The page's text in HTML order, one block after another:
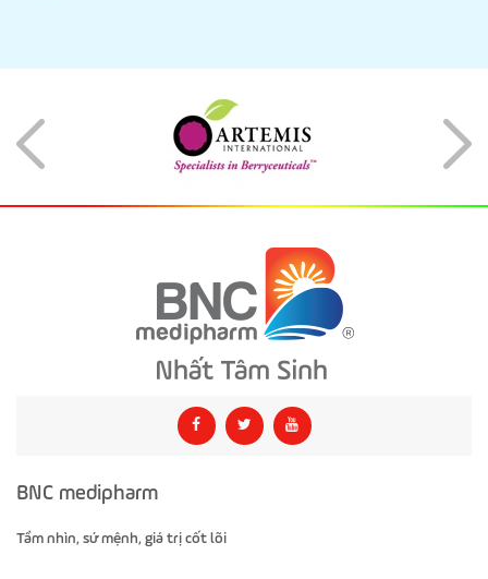
BNC medipharm
Tầm nhìn, sứ mệnh, giá trị cốt lõi